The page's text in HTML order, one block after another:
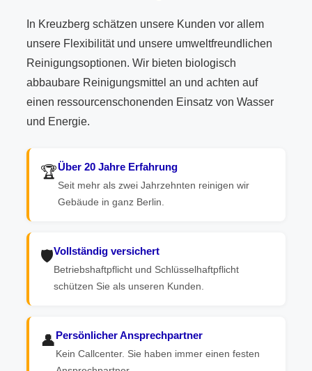
In Kreuzberg schätzen unsere Kunden vor allem
unsere Flexibilität und unsere umweltfreundlichen
Reinigungsoptionen. Wir bieten biologisch
abbaubare Reinigungsmittel an und achten auf
einen ressourcenschonenden Einsatz von Wasser
und Energie.
🏆Über 20 Jahre Erfahrung
Seit mehr als zwei Jahrzehnten reinigen wir
Gebäude in ganz Berlin.
🛡️Vollständig versichert
Betriebshaftpflicht und Schlüsselhaftpflicht
schützen Sie als unseren Kunden.
👤Persönlicher Ansprechpartner
Kein Callcenter. Sie haben immer einen festen